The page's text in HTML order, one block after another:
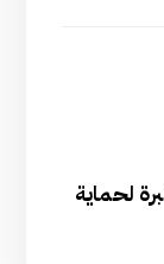
لحماية